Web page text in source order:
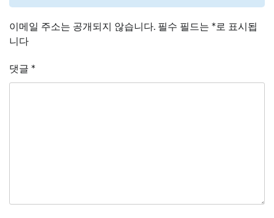
이메일 주소는 공개되지 않습니다. 필수 필드는 *로 표시됩
니다
댓글 *